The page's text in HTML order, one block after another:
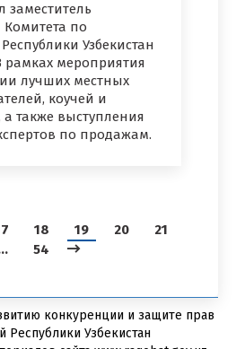
Комитета по
Узбекистан
рамках мероприятия
лучших местных
коучей и
также выступления
по продажам.
18 19 20
21
54
конкуренции и защите прав
Республики Узбекистан